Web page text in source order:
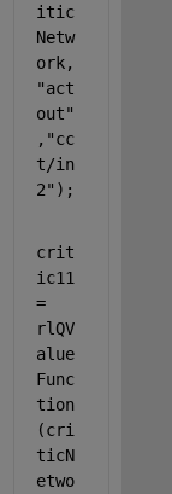
itic
Netw
ork,
"act
out"
, "cc
t/in
2" );
crit
ic11
=
rlQV
alue
Func
tion
(cri
ticN
etwo